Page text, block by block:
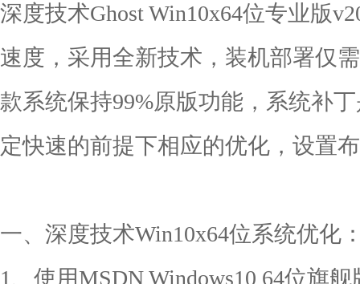
深度技术Ghost Win10x64位专业版
速度，采用全新技术，装机部署仅
款系统保持99%原版功能，系统补
定快速的前提下相应的优化，设置
一、深度技术Win10x64位系统优化
1、使用MSDN Windows10 64位旗